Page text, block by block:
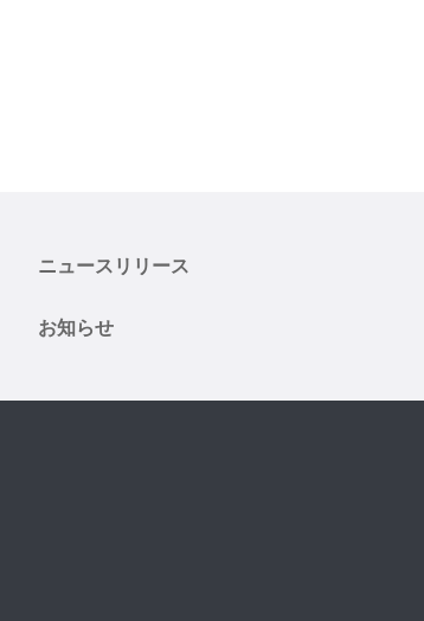
ニュースリリース
お知らせ